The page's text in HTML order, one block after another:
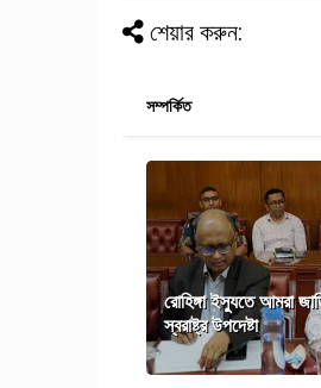
শেয়ার করুন:
সম্পর্কিত
রোহিঙ্গা ইস্যুতে আমরা
স্বরাষ্ট্র উপদেষ্টা